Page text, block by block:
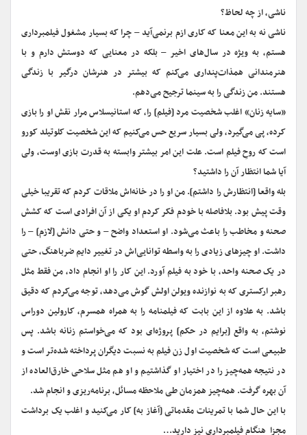
ناشی، از چه لحاظ؟
ناشی نه به این معنا که کاری ازم برنمی‌آید – چرا که بسیار مشغول فیلمبرداری
هستم، به ویژه در سال‌های اخیر – بلکه در معنایی که دوستش دارم و با
هنرمندانی همذات‌پنداری می‌کنم که بیشتر در هنرشان درگیر با زندگی
هستند. من زندگی را به سینما ترجیح می‌دهم.
«سایه زنان» اغلب شخصیت مرد [فیلم] را، که استانیسلاس مرار نقش‌ او را بازی
کرده، پی می‌گیرد، ولی بسیار سریع حس می‌کنیم که این شخصیت کلوتیلد کورو
است که روحِ فیلم است. علت این امر بیشتر وابسته به قدرت بازی اوست، ولی
آیا شما انتظار آن را داشتید؟
بله واقعا [انتظارش را داشتم]. من او را در خانه‌اش ملاقات کردم که تقریبا خیلی
وقت پیش بود. بلافاصله با خودم فکر کردم او یکی از آن افرادی است که کشش
صحنه و مخاطب را باعث می‌شود. او استعداد واضح – و حتی دانش [لازم] – را
داشت. او چیزهای زیادی را به واسطه توانایی‌اش در تغییر دایم ضرباهنگ، حتی
در یک صحنه واحد، با خود به فیلم آورد. این کار را او انجام داد، من فقط مثل
رهبر ارکستری که به نوازنده ویولن اولش گوش می‌دهد، توجه می‌کردم که دقیق
باشد. به علاوه از این بابت که فیلمنامه را به همراه همسرم، کارولین دوراس
نوشتم، به واقع [برایم در حکم] پروژه‌ای بود که می‌خواستم زنانه باشد. پس
طبیعی است که شخصیت اول زن فیلم به نسبت دیگران پرداخته شده‌تر است و
در نتیجه همه‌چیز را در اختیار او گذاشتیم و او هم مثل سلاحی خارق‌العاده از
آن بهره گرفت. همه‌چیز همزمان طی ملاحظه مسائل، برنامه‌ریزی و انجام شد.
با این حال شما با تمرینات مقدماتی [آغاز به] کار می‌کنید و اغلب یک برداشت
مجزا هنگام فیلمبرداری نیز دارید…